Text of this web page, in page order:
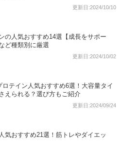
更新日:2024/10/10
の人気おすすめ14選【成長をサポー
ど種類別に厳選
更新日:2024/10/02
テイン人気おすすめ6選！大容量タイ
えられる？選び方もご紹介
更新日:2024/09/24
気おすすめ21選！筋トレやダイエッ